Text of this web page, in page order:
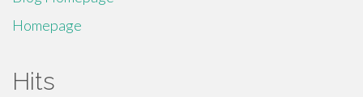
Homepage
Hits